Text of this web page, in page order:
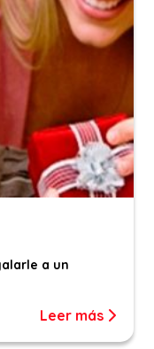
a un
Leer más